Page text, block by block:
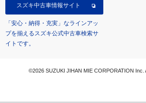
スズキ中古車情報サイト
「安心・納得・充実」なラインアッ
プを揃えるスズキ公式中古車検索サ
イトです。
©2026 SUZUKI JIHAN MIE CORPORATION Inc.